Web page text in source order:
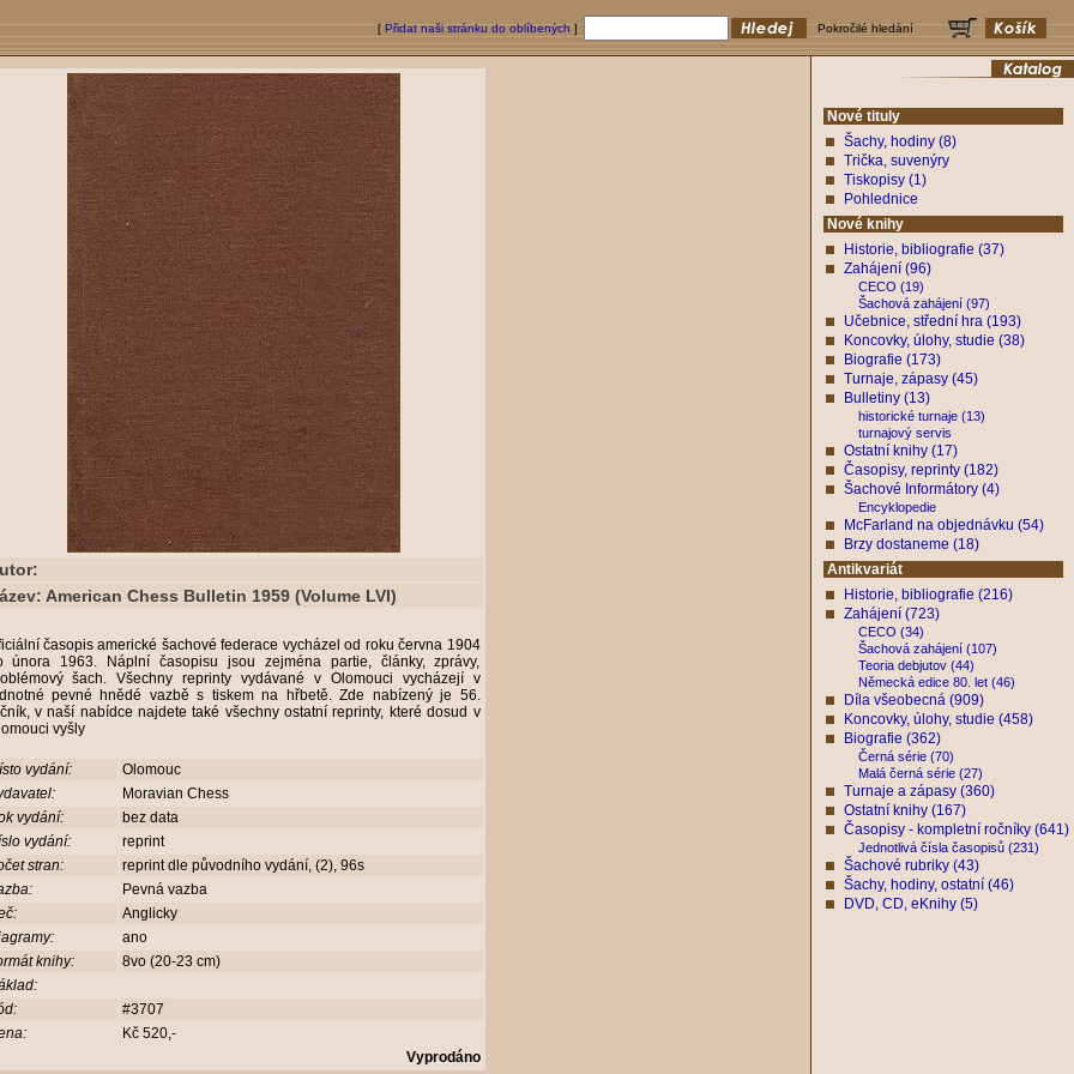
[ Přidat naši stránku do oblíbených ] Pokročilé hledání
American Chess Bulletin 1959 (Volume LVI)
časopis americké šachové federace vycházel od roku června 1904
února 1963. Náplní časopisu jsou zejména partie, články, zprávy,
šach. Všechny reprinty vydávané v Olomouci vycházejí v
pevné hnědé vazbě s tiskem na hřbetě. Zde nabízený je 56.
v naší nabídce najdete také všechny ostatní reprinty, které dosud v
vyšly
vydání:
Olomouc
Moravian Chess
vydání:
bez data
vydání:
reprint
stran:
reprint dle původního vydání, (2), 96s
Pevná vazba
Anglicky
ano
knihy:
8vo (20-23 cm)
#3707
Kč 520,-
Vyprodáno
Nové tituly
Šachy, hodiny (8)
Trička, suvenýry
Tiskopisy (1)
Pohlednice
Nové knihy
Historie, bibliografie (37)
Zahájení (96)
CECO (19)
Šachová zahájení (97)
Učebnice, střední hra (193)
Koncovky, úlohy, studie (38)
Biografie (173)
Turnaje, zápasy (45)
Bulletiny (13)
historické turnaje (13)
turnajový servis
Ostatní knihy (17)
Časopisy, reprinty (182)
Šachové Informátory (4)
Encyklopedie
McFarland na objednávku (54)
Brzy dostaneme (18)
Antikvariát
Historie, bibliografie (216)
Zahájení (723)
CECO (34)
Šachová zahájení (107)
Teoria debjutov (44)
Německá edice 80. let (46)
Díla všeobecná (909)
Koncovky, úlohy, studie (458)
Biografie (362)
Černá série (70)
Malá černá série (27)
Turnaje a zápasy (360)
Ostatní knihy (167)
Časopisy - kompletní ročníky (641)
Jednotlivá čísla časopisů (231)
Šachové rubriky (43)
Šachy, hodiny, ostatní (46)
DVD, CD, eKnihy (5)